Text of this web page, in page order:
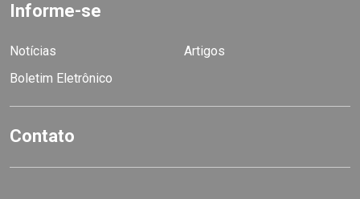
Informe-se
Notícias
Artigos
Boletim Eletrônico
Contato